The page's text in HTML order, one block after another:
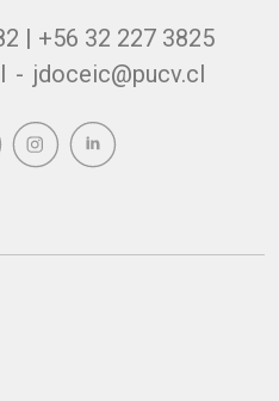
| +56 32 227 3825
- jdoceic@pucv.cl